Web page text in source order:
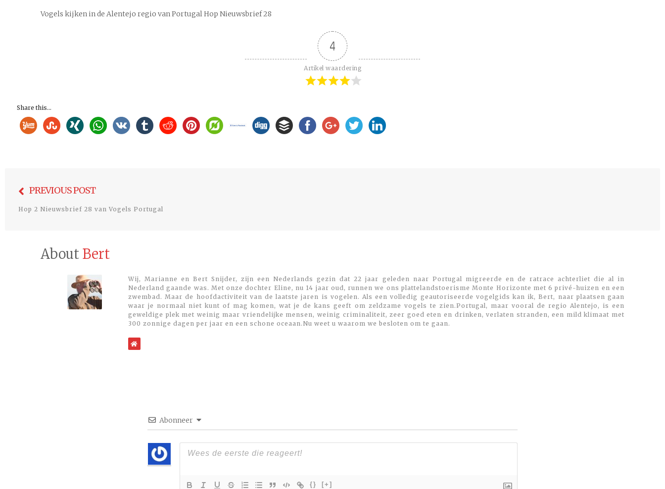
Vogels kijken in de Alentejo regio van Portugal Hop Nieuwsbrief 28
4
Artikel waardering
Share this...
navigatie
PREVIOUS POST
Hop 2 Nieuwsbrief 28 van Vogels Portugal
About Bert
Wij, Marianne en Bert Snijder, zijn een Nederlands gezin dat 22 jaar geleden naar Portugal migreerde en de ratrace achterliet die al in
Nederland gaande was. Met onze dochter Eline, nu 14 jaar oud, runnen we ons plattelandstoerisme Monte Horizonte met 6 privé-huizen en een
zwembad. Maar de hoofdactiviteit van de laatste jaren is vogelen. Als een volledig geautoriseerde vogelgids kan ik, Bert, naar plaatsen gaan
waar je normaal niet kunt of mag komen, wat je de kans geeft om zeldzame vogels te zien.Portugal, maar vooral de regio Alentejo, is een
geweldige plek met weinig maar vriendelijke mensen, weinig criminaliteit, zeer goed eten en drinken, verlaten stranden, een mild klimaat met
300 zonnige dagen per jaar en een schone oceaan.Nu weet u waarom we besloten om te gaan.
Abonneer
{} [+]